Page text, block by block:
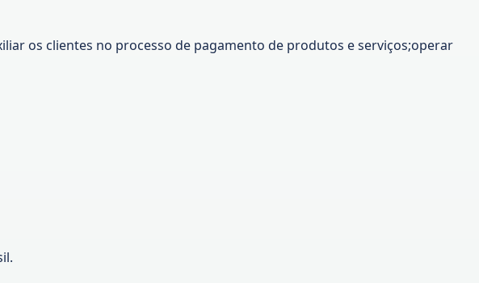
os clientes no processo de pagamento de produtos e serviços;operar